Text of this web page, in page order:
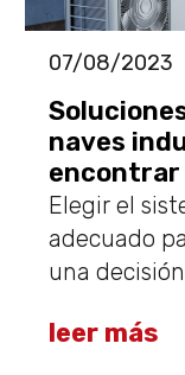
naves
encontrar
07/08/2023
Elegir el
adecuado
una
leer más